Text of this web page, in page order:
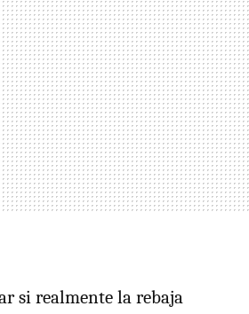
si realmente la rebaja